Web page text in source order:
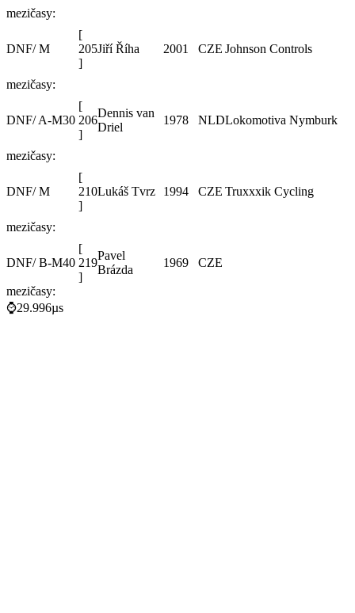
mezičasy:
DNF/ M
[
205
]
Jiří Říha 2001 CZE Johnson Controls
mezičasy:
DNF/ A-M30
[
206
]
Dennis van
Driel
1978 NLDLokomotiva Nymburk
mezičasy:
DNF/ M
[
210
]
Lukáš Tvrz 1994 CZE Truxxxik Cycling
mezičasy:
DNF/ B-M40
[
219
]
Pavel
Brázda
1969 CZE
mezičasy:
⌚29.996µs